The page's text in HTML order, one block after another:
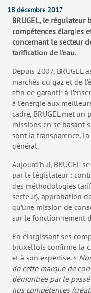
18 décembre 2017
BRUGEL, le régulateur
compétences élargies
concernant le secteur
tarification de l’eau.
Depuis 2007, BRUGEL
marchés du gaz et de
afin de garantir à
à l’énergie aux
cadre, BRUGEL met un
missions en se basant
sont la transparence, la
général.
Aujourd’hui, BRUGEL
par le législateur :
des méthodologies
secteur), approbation
qu’une mission de
sur le fonctionnement
En élargissant ses
bruxellois confirme la
et à son expertise. «
de cette marque de
démontrée par le
nos compétences